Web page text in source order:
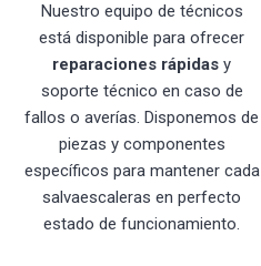
Nuestro equipo de técnicos
está disponible para ofrecer
reparaciones rápidas y
soporte técnico en caso de
fallos o averías. Disponemos de
piezas y componentes
específicos para mantener cada
salvaescaleras en perfecto
estado de funcionamiento.